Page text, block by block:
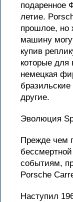
подаренное
летие.
прошлое, но
машину
купив
которые
немецкая
другие.
Эволюция
Прежде чем
событиям,
Porsche
Наступил